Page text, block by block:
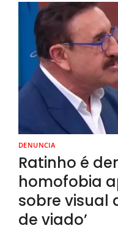
DENUNCIA
Ratinho é
homofobia
sobre visual
de viado’